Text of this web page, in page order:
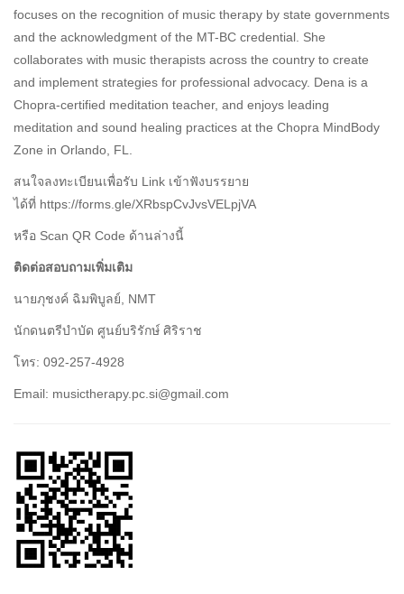
focuses on the recognition of music therapy by state governments
and the acknowledgment of the MT-BC credential. She
collaborates with music therapists across the country to create
and implement strategies for professional advocacy. Dena is a
Chopra-certified meditation teacher, and enjoys leading
meditation and sound healing practices at the Chopra MindBody
Zone in Orlando, FL.
สนใจลงทะเบียนเพื่อรับ Link เข้าฟังบรรยาย
ได้ที่ https://forms.gle/XRbspCvJvsVELpjVA
หรือ Scan QR Code ด้านล่างนี้
ติดต่อสอบถามเพิ่มเติม
นายภุชงค์ ฉิมพิบูลย์, NMT
นักดนตรีบำบัด ศูนย์บริรักษ์ ศิริราช
โทร: 092-257-4928
Email: musictherapy.pc.si@gmail.com